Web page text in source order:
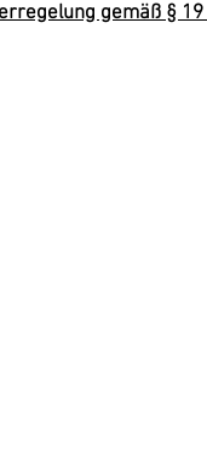
gemäß § 19